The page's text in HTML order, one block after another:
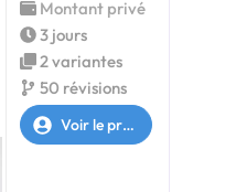
Montant privé
3 jours
2 variantes
50 révisions
Voir le profil